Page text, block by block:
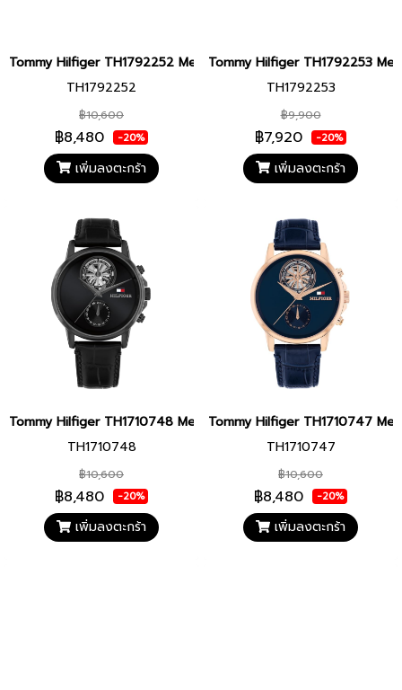
Tommy Hilfiger TH1792252 Men watch นาฬิกาข้อมือ นาฬิกา ผู้ชาย
TH1792252
฿10,600
฿8,480 -20%
เพิ่มลงตะกร้า
Tommy Hilfiger TH1792253
TH1792253
฿9,900
฿7,920 -20%
เพิ่มลงตะกร้า
Tommy Hilfiger TH1710748 Men watch นาฬิกาข้อมือ นาฬิกา ผู้ชาย
TH1710748
฿10,600
฿8,480 -20%
เพิ่มลงตะกร้า
Tommy Hilfiger TH1710747
TH1710747
฿10,600
฿8,480 -20%
เพิ่มลงตะกร้า